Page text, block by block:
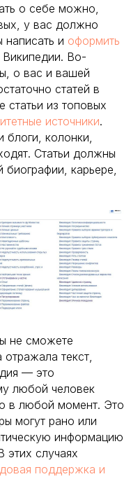
о себе можно,
у вас должно
написать и оформить
Википедии. Во-
о вас и вашей
статей в
из топовых
источники.
колонки,
Статьи должны
карьере,
не сможете
текст,
— это
любой человек
в любой момент. Это
могут рано или
информацию
этих случаях
поддержка и